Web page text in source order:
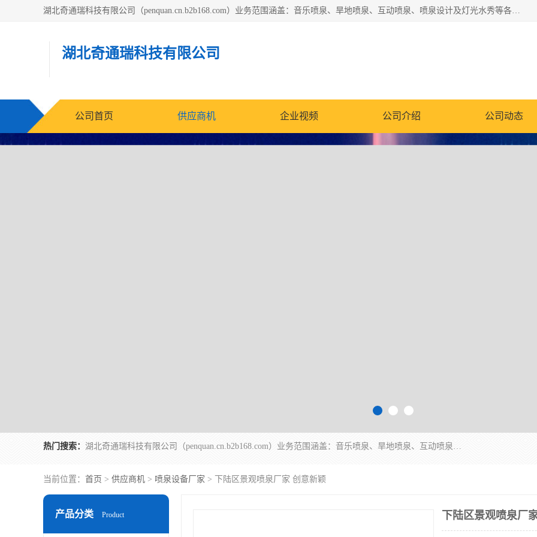
湖北奇通瑞科技有限公司（penquan.cn.b2b168.com）业务范围涵盖：音乐喷泉、旱地喷泉、互动喷泉、喷泉设计及灯光水秀等各类水景工程，广泛应用于公园、城市广场、商业综合体、旅游景区、住宅社区等领域。
湖北奇通瑞科技有限公司
公司首页 供应商机 企业视频 公司介绍 公司动态
热门搜索： 湖北奇通瑞科技有限公司（penquan.cn.b2b168.com）业务范围涵盖：音乐喷泉、旱地喷泉、互动喷泉、喷泉设计及灯光水秀等各类水景工程，广泛应用于公园、城市广场、商业综合体、旅游景区、住宅社区等领域。
当前位置： 首页 > 供应商机 > 喷泉设备厂家 > 下陆区景观喷泉厂家 创意新颖
产品分类 Product 下陆区景观喷泉厂